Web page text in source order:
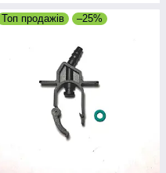
Топ продажів –25%